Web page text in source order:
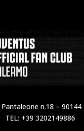
n.18 – 90144
TEL: +39 3202149886